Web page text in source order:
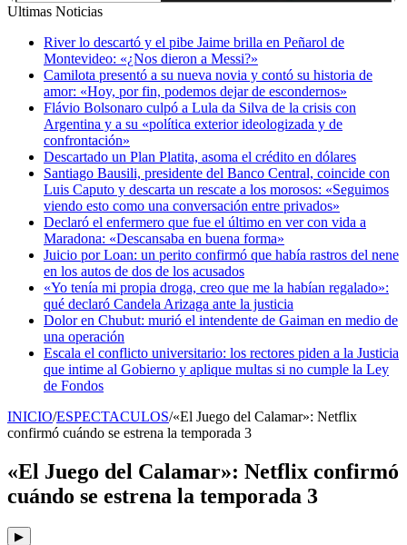
Ultimas Noticias
River lo descartó y el pibe Jaime brilla en Peñarol de
Montevideo: «¿Nos dieron a Messi?»
Camilota presentó a su nueva novia y contó su historia de
amor: «Hoy, por fin, podemos dejar de escondernos»
Flávio Bolsonaro culpó a Lula da Silva de la crisis con
Argentina y a su «política exterior ideologizada y de
confrontación»
Descartado un Plan Platita, asoma el crédito en dólares
Santiago Bausili, presidente del Banco Central, coincide con
Luis Caputo y descarta un rescate a los morosos: «Seguimos
viendo esto como una conversación entre privados»
Declaró el enfermero que fue el último en ver con vida a
Maradona: «Descansaba en buena forma»
Juicio por Loan: un perito confirmó que había rastros del nene
en los autos de dos de los acusados
«Yo tenía mi propia droga, creo que me la habían regalado»:
qué declaró Candela Arizaga ante la justicia
Dolor en Chubut: murió el intendente de Gaiman en medio de
una operación
Escala el conflicto universitario: los rectores piden a la Justicia
que intime al Gobierno y aplique multas si no cumple la Ley
de Fondos
INICIO/ESPECTACULOS/«El Juego del Calamar»: Netflix
confirmó cuándo se estrena la temporada 3
«El Juego del Calamar»: Netflix confirmó
cuándo se estrena la temporada 3
▶